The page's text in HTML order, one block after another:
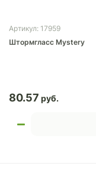
Артикул: 17959
Штормгласс Mystery
80.57